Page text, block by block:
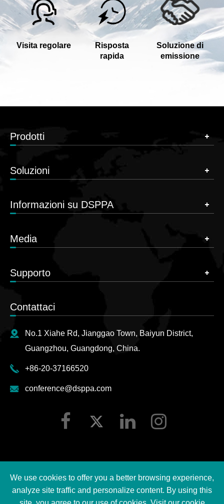
Visita regolare
Risposta
rapida
Soluzione di
emissione
Prodotti
Soluzioni
Informazioni su DSPPA
Media
Supporto
Contattaci
No.1 Xiahe Rd, Jianggao Town, Baiyun District,
Guangzhou, Guangdong, China.
+86-20-37166520
conference@dsppa.com
Copyright ©
2026 Guangzhou DSPPA Audio Co., Ltd.
Tutti i diritti riservati.
We use cookies to offer you a better browsing experience,
analyze site traffic and personalize content. By using this